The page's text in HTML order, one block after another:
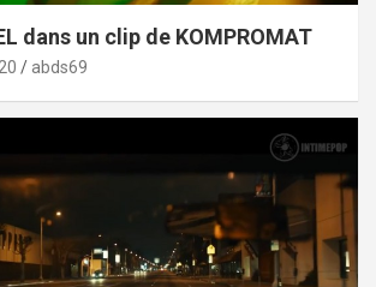
dans un clip de KOMPROMAT
abds69